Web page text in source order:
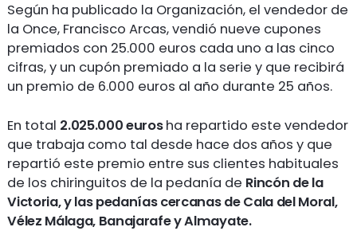
Según ha publicado la Organización, el vendedor de
la Once, Francisco Arcas, vendió nueve cupones
premiados con 25.000 euros cada uno a las cinco
cifras, y un cupón premiado a la serie y que recibirá
un premio de 6.000 euros al año durante 25 años.
En total 2.025.000 eurosha repartido este vendedor
que trabaja como tal desde hace dos años y que
repartió este premio entre sus clientes habituales
de los chiringuitos de la pedanía de Rincón de la
Victoria, y las pedanías cercanas de Cala del Moral,
Vélez Málaga, Banajarafe y Almayate.